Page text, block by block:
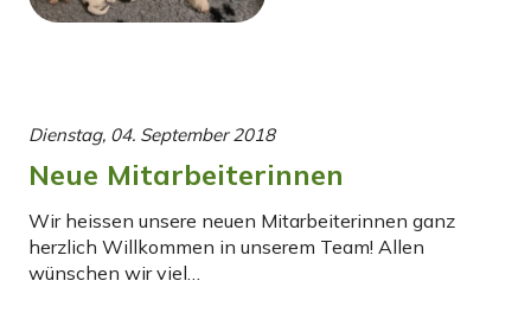
Dienstag, 04. September 2018
Neue Mitarbeiterinnen
Wir heissen unsere neuen Mitarbeiterinnen ganz
herzlich Willkommen in unserem Team! Allen
wünschen wir viel…